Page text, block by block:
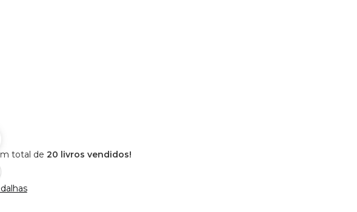
total de 20 livros vendidos!